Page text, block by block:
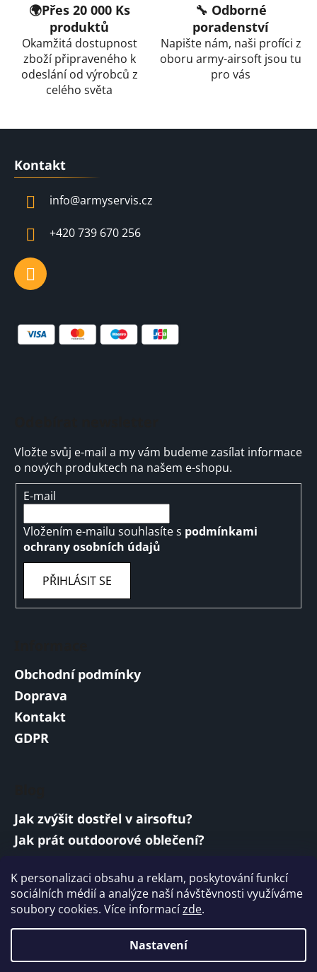
K personalizaci obsahu a reklam, poskytování funkcí
sociálních médií a analýze naší návštěvnosti využíváme
soubory cookies. Více informacízde.
Nastavení
🌍Přes 20 000 Ks
produktů
Okamžitá dostupnost
zboží připraveného k
odeslání od výrobců z
celého světa
🔧 Odborné
poradenství
Napište nám, naši profíci z
oboru army-airsoft jsou tu
pro vás
Z
Kontakt
info@armyservis.cz
+420 739 670 256
Vložte svůj e-mail a my vám budeme zasílat informace
o nových produktech na našem e-shopu.
E-mail
Vložením e-mailu souhlasíte s podmínkami
ochrany osobních údajů
PŘIHLÁSIT SE
Obchodní podmínky
Doprava
Kontakt
GDPR
Jak zvýšit dostřel v airsoftu?
Jak prát outdoorové oblečení?
Vojenská a armádní sluchátka: co musí
splňovat?
ARCHIV